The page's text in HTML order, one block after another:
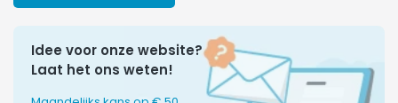
Idee voor onze website?
Laat het ons weten!